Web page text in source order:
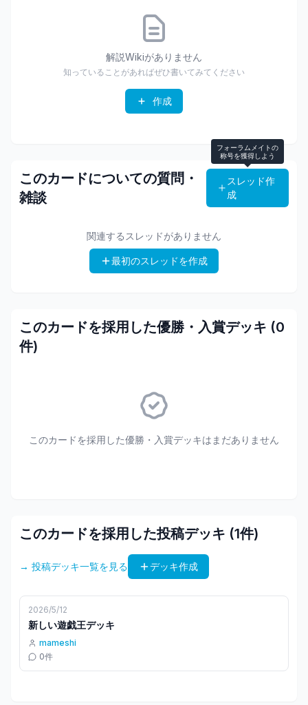
解説Wikiがありません
知っていることがあればぜひ書いてみてください
作成
このカードについての質問・
雑談
フォーラムメイトの
称号を獲得しよう
スレッド作
成
関連するスレッドがありません
最初のスレッドを作成
このカードを採用した優勝・入賞デッキ (0
件)
このカードを採用した優勝・入賞デッキはまだありません
このカードを採用した投稿デッキ (1件)
→ 投稿デッキ一覧を見る デッキ作成
2026/5/12
新しい遊戯王デッキ
mameshi
0件